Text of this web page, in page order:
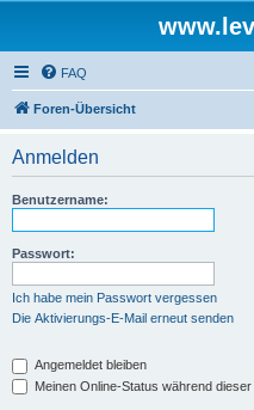
FAQ
Foren-Übersicht
Anmelden
Benutzername:
Passwort:
Ich habe mein Passwort vergessen
Die Aktivierungs-E-Mail erneut senden
Angemeldet bleiben
Meinen Online-Status während